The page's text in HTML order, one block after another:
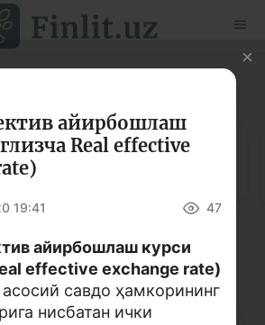
Рус
Лотин алифбоси
айирбошлаш
Real effective
19:41 47
айирбошлаш курси
effective exchange rate)
савдо ҳамкорининг
нисбатан ички